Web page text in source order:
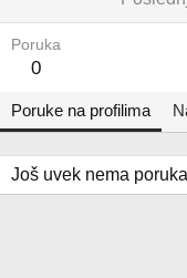
Poruka
0
Poruke na profilima
Još uvek nema